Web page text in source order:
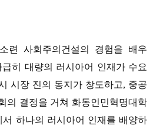
련 사회주의건설의 경험을 배우
히 대량의 러시아어 인재가 수요
시장 진의 동지가 창도하고, 중공
의 결정을 거쳐 화동인민혁명대학
서 하나의 러시아어 인재를 배양하